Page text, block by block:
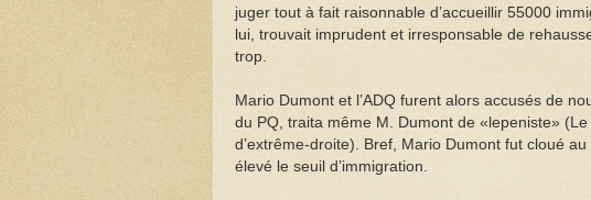
juger tout à fait raisonnable d’accueillir 55000
lui, trouvait imprudent et irresponsable de
trop.
Mario Dumont et l’ADQ furent alors accusés de
du PQ, traita même M. Dumont de «lepeniste»
d’extrême-droite). Bref, Mario Dumont fut cloué
élevé le seuil d’immigration.